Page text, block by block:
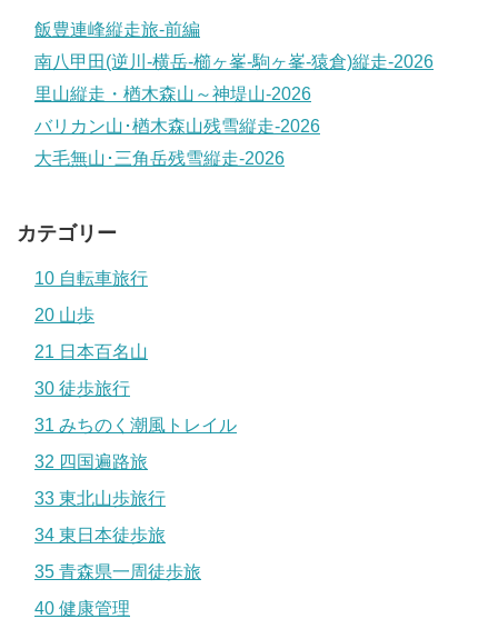
飯豊連峰縦走旅-前編
南八甲田(逆川-横岳-櫛ヶ峯-駒ヶ峯-猿倉)縦走-2026
里山縦走・楢木森山～神堤山-2026
バリカン山･楢木森山残雪縦走-2026
大毛無山･三角岳残雪縦走-2026
カテゴリー
10 自転車旅行
20 山歩
21 日本百名山
30 徒歩旅行
31 みちのく潮風トレイル
32 四国遍路旅
33 東北山歩旅行
34 東日本徒歩旅
35 青森県一周徒歩旅
40 健康管理